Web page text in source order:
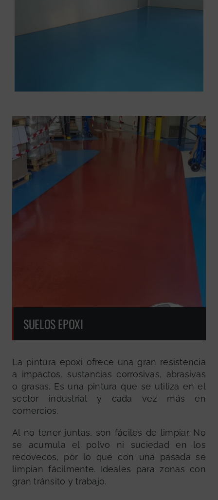
SUELOS EPOXI
La pintura epoxi ofrece una gran resistencia
a impactos, sustancias corrosivas, abrasivas
o grasas. Es una pintura que se utiliza en el
sector industrial y cada vez más en
comercios.
Al no tener juntas, son fáciles de limpiar. No
se acumula el polvo ni suciedad en los
recovecos, por lo que con una pasada se
limpian fácilmente. Ideales para zonas con
gran tránsito y trabajo.